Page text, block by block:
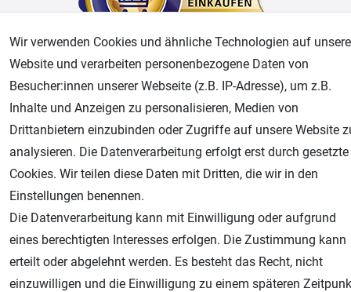
AGB Widerrufsrecht Datenschutz Impressum
Unsere weiteren Shops:
Airbrush-City
Modellbau-City
Plotter-City
Schneideplotter, Transferpressen, Siebdruck und Plotterfolien
Wir verwenden Cookies und ähnliche Technologien auf
Website und verarbeiten personenbezogene Daten von
Besucher:innen unserer Webseite (z.B. IP-Adresse), um z.B.
Inhalte und Anzeigen zu personalisieren, Medien von
Drittanbietern einzubinden oder Zugriffe auf unsere Website
analysieren. Die Datenverarbeitung erfolgt erst durch gesetzte
Cookies. Wir teilen diese Daten mit Dritten, die wir in den
Einstellungen benennen.
Die Datenverarbeitung kann mit Einwilligung oder aufgrund
eines berechtigten Interesses erfolgen. Die Zustimmung kann
erteilt oder abgelehnt werden. Es besteht das Recht, nicht
einzuwilligen und die Einwilligung zu einem späteren